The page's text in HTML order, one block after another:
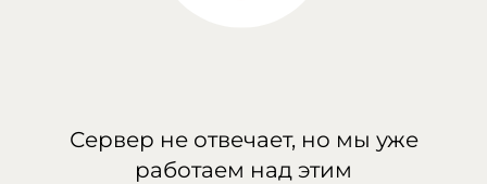
Сервер не отвечает, но мы уже
работаем над этим